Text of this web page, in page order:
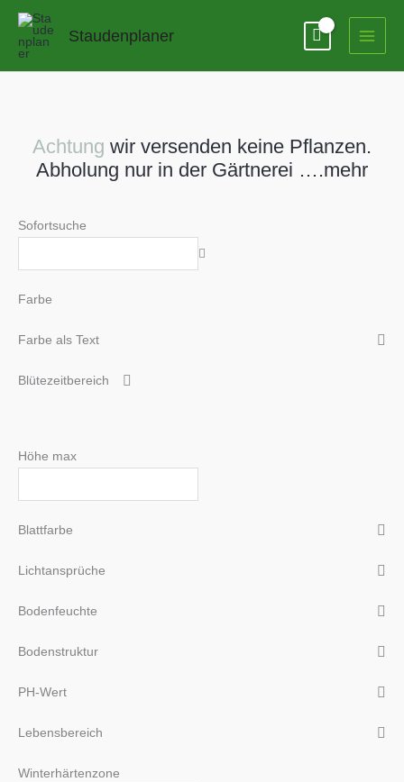
Zum
springen
Staudenplaner
Achtung wir versenden keine Pflanzen.
Abholung nur in der Gärtnerei ….mehr
Sofortsuche
Farbe
Farbe als Text
Blütezeitbereich
Höhe max
Blattfarbe
Lichtansprüche
Bodenfeuchte
Bodenstruktur
PH-Wert
Lebensbereich
Winterhärtenzone